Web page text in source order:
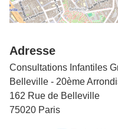
Adresse
Consultations Infantiles
Belleville - 20ème
162 Rue de Belleville
75020 Paris